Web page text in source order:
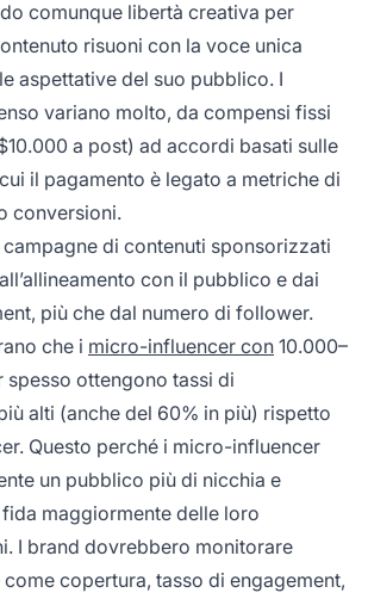
comunque libertà creativa per
risuoni con la voce unica
aspettative del suo pubblico. I
variano molto, da compensi fissi
a post) ad accordi basati sulle
il pagamento è legato a metriche di
conversioni.
di contenuti sponsorizzati
con il pubblico e dai
più che dal numero di follower.
che i micro-influencer con 10.000–
ottengono tassi di
alti (anche del 60% in più) rispetto
Questo perché i micro-influencer
un pubblico più di nicchia e
maggiormente delle loro
I brand dovrebbero monitorare
copertura, tasso di engagement,